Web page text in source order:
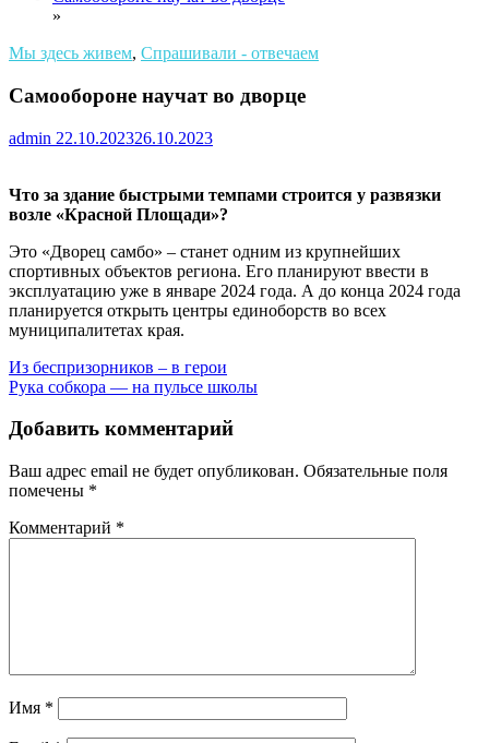
»
Мы здесь живем, Спрашивали - отвечаем
Самообороне научат во дворце
admin 22.10.202326.10.2023
Что за здание быстрыми темпами строится у развязки
возле «Красной Площади»?
Это «Дворец самбо» – станет одним из крупнейших
спортивных объектов региона. Его планируют ввести в
эксплуатацию уже в январе 2024 года. А до конца 2024 года
планируется открыть центры единоборств во всех
муниципалитетах края.
Навигация
по
записям
Из беспризорников – в герои
Рука собкора — на пульсе школы
Добавить комментарий
Ваш адрес email не будет опубликован. Обязательные поля
помечены *
Комментарий *
Имя *